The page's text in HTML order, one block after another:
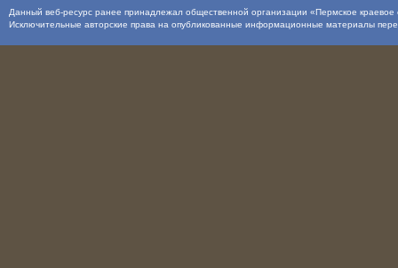
Данный веб-ресурс ранее принадлежал общественной организации «Пермское
Исключительные авторские права на опубликованные информационные материалы